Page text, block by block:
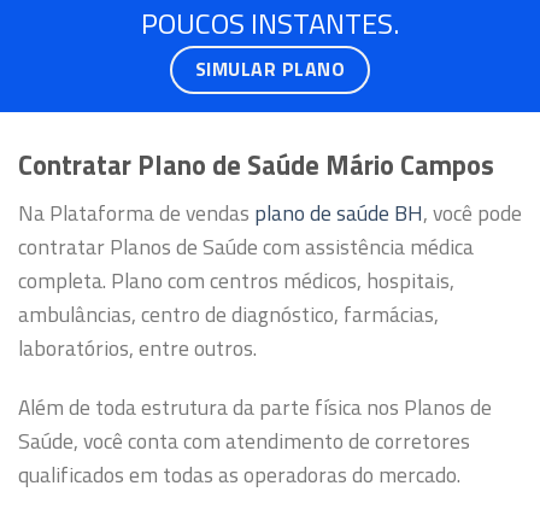
POUCOS INSTANTES.
SIMULAR PLANO
Contratar Plano de Saúde Mário Campos
Na Plataforma de vendas plano de saúde BH, você pode
contratar Planos de Saúde com assistência médica
completa. Plano com centros médicos, hospitais,
ambulâncias, centro de diagnóstico, farmácias,
laboratórios, entre outros.
Além de toda estrutura da parte física nos Planos de
Saúde, você conta com atendimento de corretores
qualificados em todas as operadoras do mercado.